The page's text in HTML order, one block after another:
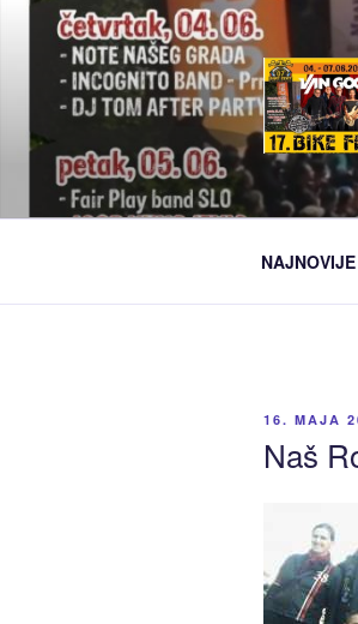
16. MAJA
Naš